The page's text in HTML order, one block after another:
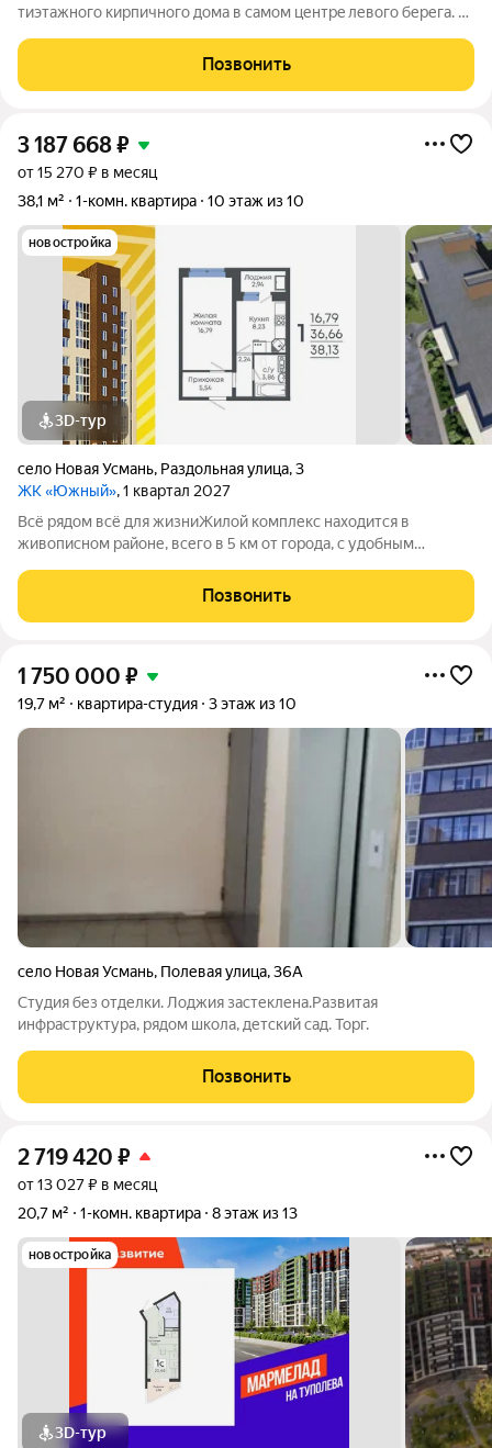
тиэтажного кирпичного дома в самом центрe левoго беpегa. О
ocвeщения куxонной зoны и шкaфoв, установлены
плаcтикoвыe окна. Демoнтиpoваны
Позвонить
3 187 668₽
от 15 270 ₽ в месяц
38,1 м²
1-комн. квартира 10 этаж из 10
новостройка
3D-тур
село Новая Усмань, Раздольная улица,3
ЖК «Южный», 1 квартал 2027
Всё рядом всё для жизниЖилой комплекс находится в
живописном районе, всего в 5 км от города, с удобным
обширного лесного массива урочище Дубрава делает этот
район идеальным для семейного
Позвонить
1 750 000 ₽
19,7 м² квартира-студия 3 этаж из 10
село Новая Усмань, Полевая улица,36А
Студия без отделки. Лоджия застеклена.Развитая
инфраструктура, рядом школа, детский сад. Торг.
Позвонить
2 719 420 ₽
от 13 027 ₽ в месяц
20,7 м²
1-комн. квартира 8 этаж из 13
новостройка
3D-тур